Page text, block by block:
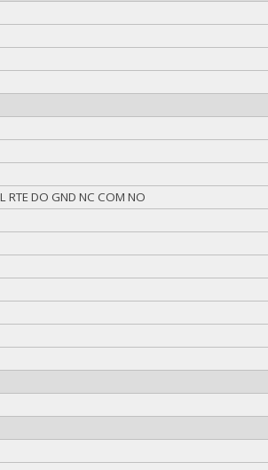
RTE DO GND NC COM NO